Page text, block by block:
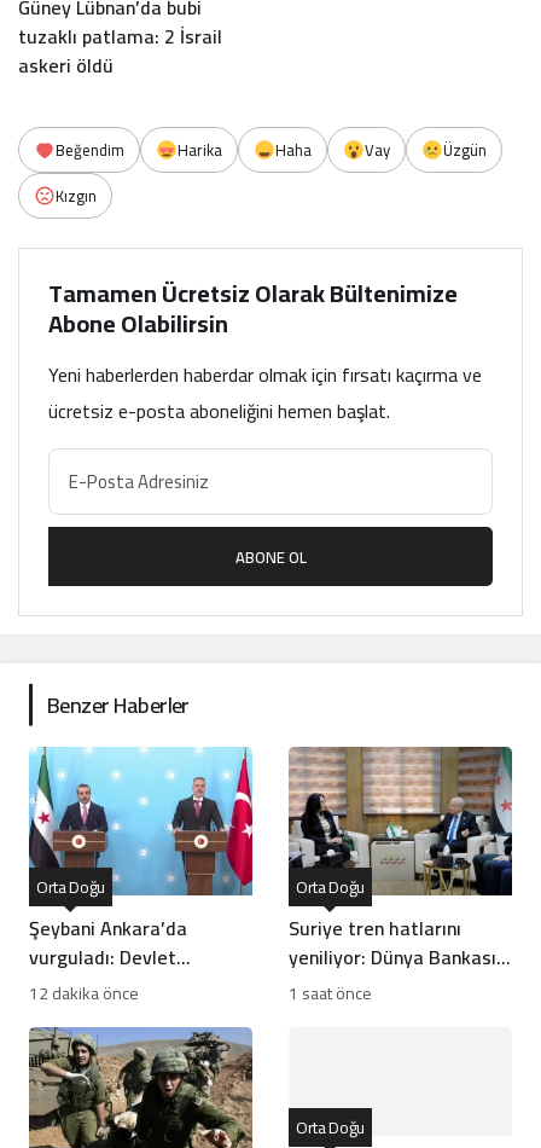
tuzaklı patlama: 2 İsrail
askeri öldü
Beğendim Harika Haha Vay
Üzgün
Kızgın
Tamamen Ücretsiz Olarak Bültenimize
Abone Olabilirsin
Yeni haberlerden haberdar olmak için fırsatı kaçırma ve
ücretsiz e-posta aboneliğini hemen başlat.
ABONE OL
Benzer Haberler
Şeybani Ankara’da
vurguladı: Devlet
otoritesi dışındaki
Orta Doğu
12 dakika önce
Suriye tren hatlarını
yeniliyor: Dünya Bankası
ile kritik zirve!
Orta Doğu
1 saat önce
Orta Doğu